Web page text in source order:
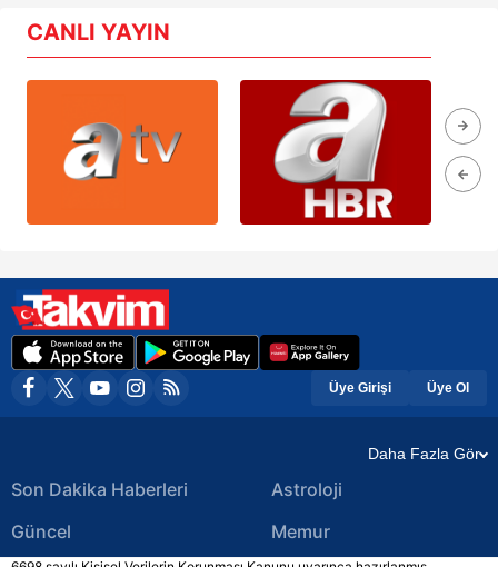
CANLI YAYIN
Üye Girişi Üye Ol
Daha Fazla Gör
Son Dakika Haberleri
Güncel
Astroloji
Memur